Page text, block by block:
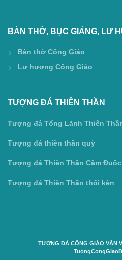
BÀN THỜ, BỤC GIẢNG, LƯ
Bàn thờ Công Giáo
Lư hương Công Giáo
TƯỢNG ĐÁ THIÊN THẦN
Tượng đá Tổng Lãnh Thiên
Tượng đá thiên thần quỳ
Tượng đá Thiên Thần Cầm Đuốc
Tượng đá Thiên Thần thổi kèn
TƯỢNG ĐÁ CÔNG GIÁO VĂN